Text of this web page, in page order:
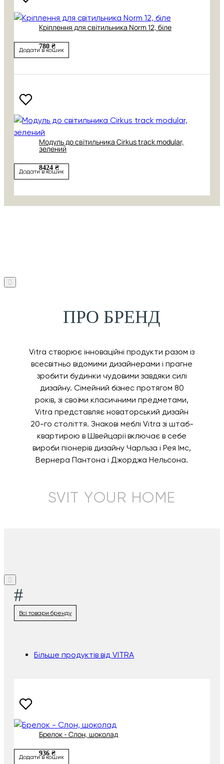
Кріплення для світильника Norm 12, біле
780 ₴
Додати в кошик
Модуль до світильника Cirkus track modular,
зелений
8424 ₴
Додати в кошик
ПРО БРЕНД
Vitra створює інноваційні продукти разом із
всесвітньо відомими дизайнерами і прагне
зробити будинки чудовими завдяки силі
дизайну. Сімейний бізнес протягом 80
років, зі своїми класичними предметами,
Vitra представляє новаторський дизайн
20-го століття. Знакові меблі Vitra зі штаб-
квартирою в Швейцарії включає в себе
вироби піонерів дизайну Чарльза і Рея Імс,
Вернера Пантона і Джорджа Нельсона.
SVIT YOUR HOME
#
Всі товари бренду
Більше продуктів від VITRA
Брелок - Слон, шоколад
936 ₴
Додати в кошик